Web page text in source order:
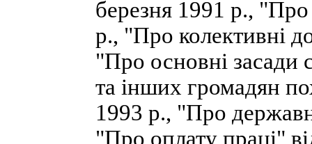
березня 1991 р.,
р., "Про колективні
"Про основні засади
та інших громадян
1993 р., "Про
"Про оплату праці"